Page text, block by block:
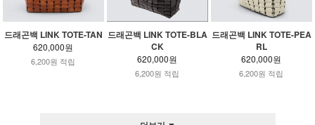
드래곤백 LINK TOTE-TAN
620,000원
6,200원 적립
드래곤백 LINK TOTE-BLA
CK
620,000원
6,200원 적립
드래곤백 LINK TOTE-PEA
RL
620,000원
6,200원 적립